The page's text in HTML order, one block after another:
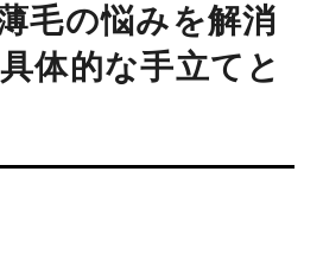
毛の悩みを解消
体的な手立てと